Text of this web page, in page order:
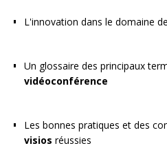
L'innovation dans le domaine
Un glossaire des principaux
vidéoconférence
Les bonnes pratiques et des
visios réussies